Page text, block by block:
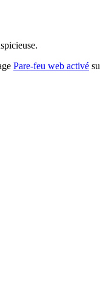
Pare-feu web activé